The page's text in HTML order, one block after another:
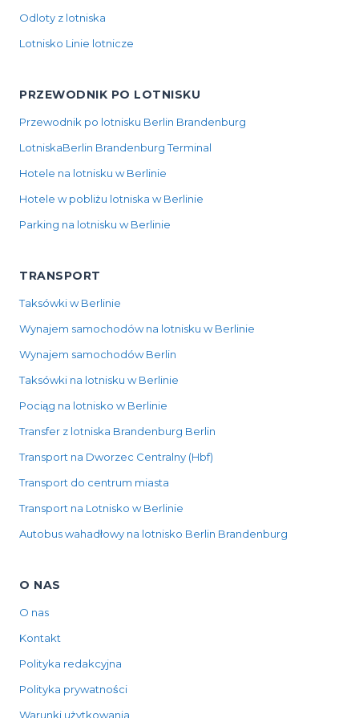
Odloty z lotniska
Lotnisko Linie lotnicze
PRZEWODNIK PO LOTNISKU
Przewodnik po lotnisku Berlin Brandenburg
LotniskaBerlin Brandenburg Terminal
Hotele na lotnisku w Berlinie
Hotele w pobliżu lotniska w Berlinie
Parking na lotnisku w Berlinie
TRANSPORT
Taksówki w Berlinie
Wynajem samochodów na lotnisku w Berlinie
Wynajem samochodów Berlin
Taksówki na lotnisku w Berlinie
Pociąg na lotnisko w Berlinie
Transfer z lotniska Brandenburg Berlin
Transport na Dworzec Centralny (Hbf)
Transport do centrum miasta
Transport na Lotnisko w Berlinie
Autobus wahadłowy na lotnisko Berlin Brandenburg
O NAS
O nas
Kontakt
Polityka redakcyjna
Polityka prywatności
Warunki użytkowania